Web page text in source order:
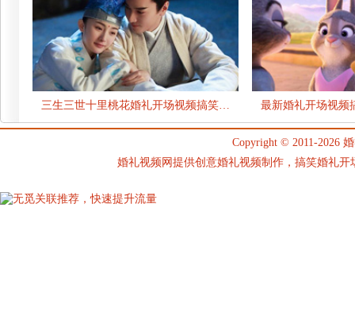
三生三世十里桃花婚礼开场视频搞笑… 最新婚礼开场视
Copyright © 2011-2026
婚礼视频网提供创意婚礼视频制作，搞笑婚礼